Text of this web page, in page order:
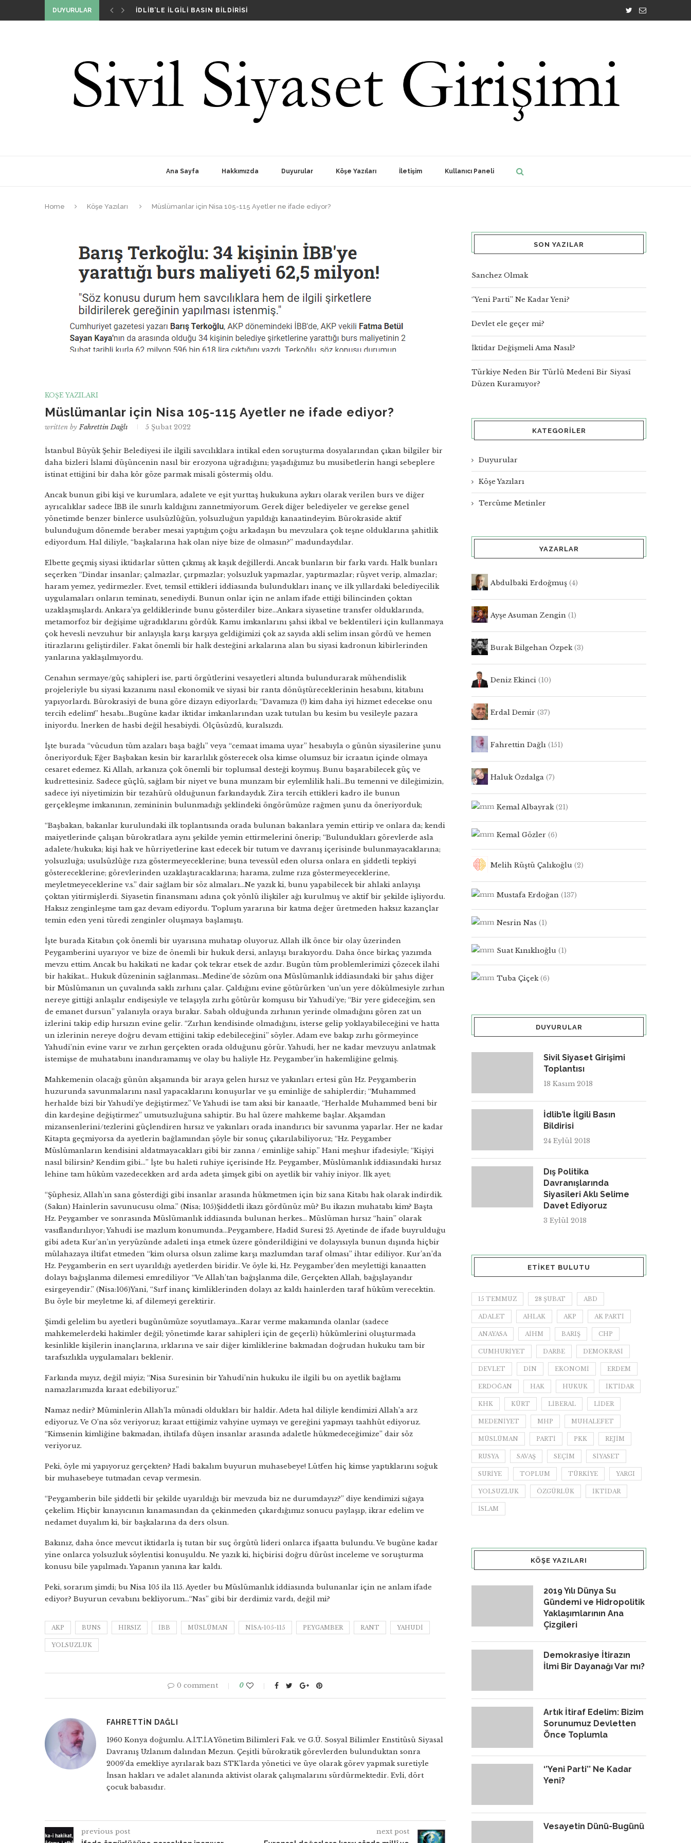
DUYURULAR
DIŞ POLITIKA DAVRANIŞLARINDA SIYASILERI AKLI SELIME DAVET EDIYORUZ
BIZ KIMIZ VE NIÇIN VARIZ?
Ana Sayfa Hakkımızda Duyurular Köşe Yazıları İletişim Kullanıcı Paneli
Home Köşe Yazıları Müslümanlar için Nisa 105-115 Ayetler ne ifade ediyor?
KÖŞE YAZILARI
Müslümanlar için Nisa 105-115 Ayetler ne ifade ediyor?
written byFahrettin Dağlı 5 Şubat 2022
İstanbul Büyük Şehir Belediyesi ile ilgili savcılıklara intikal eden soruşturma dosyalarından çıkan bilgiler bir
daha bizleri İslami düşüncenin nasıl bir erozyona uğradığını; yaşadığımız bu musibetlerin hangi sebeplere
istinat ettiğini bir daha kör göze parmak misali göstermiş oldu.
Ancak bunun gibi kişi ve kurumlara, adalete ve eşit yurttaş hukukuna aykırı olarak verilen burs ve diğer
ayrıcalıklar sadece İBB ile sınırlı kaldığını zannetmiyorum. Gerek diğer belediyeler ve gerekse genel
yönetimde benzer binlerce usulsüzlüğün, yolsuzluğun yapıldığı kanaatindeyim. Bürokraside aktif
bulunduğum dönemde beraber mesai yaptığım çoğu arkadaşın bu mevzulara çok teşne olduklarına şahitlik
ediyordum. Hal diliyle, “başkalarına hak olan niye bize de olmasın?” madundaydılar.
Elbette geçmiş siyasi iktidarlar sütten çıkmış ak kaşık değillerdi. Ancak bunların bir farkı vardı. Halk bunları
seçerken “Dindar insanlar; çalmazlar, çırpmazlar; yolsuzluk yapmazlar, yaptırmazlar; rüşvet verip, almazlar;
haram yemez, yedirmezler. Evet, temsil ettikleri iddiasında bulundukları inanç ve ilk yıllardaki belediyecilik
uygulamaları onların teminatı, senediydi. Bunun onlar için ne anlam ifade ettiği bilincinden çoktan
uzaklaşmışlardı. Ankara’ya geldiklerinde bunu gösterdiler bize…Ankara siyasetine transfer olduklarında,
metamorfoz bir değişime uğradıklarını gördük. Kamu imkanlarını şahsi ikbal ve beklentileri için kullanmaya
çok hevesli nevzuhur bir anlayışla karşı karşıya geldiğimizi çok az sayıda akli selim insan gördü ve hemen
itirazlarını geliştirdiler. Fakat önemli bir halk desteğini arkalarına alan bu siyasi kadronun kibirlerinden
yanlarına yaklaşılmıyordu.
Cenahın sermaye/güç sahipleri ise, parti örgütlerini vesayetleri altında bulundurarak mühendislik
projeleriyle bu siyasi kazanımı nasıl ekonomik ve siyasi bir ranta dönüştüreceklerinin hesabını, kitabını
yapıyorlardı. Bürokrasiyi de buna göre dizayn ediyorlardı; “Davamıza (!) kim daha iyi hizmet edecekse onu
tercih edelim!” hesabı…Bugüne kadar iktidar imkanlarından uzak tutulan bu kesim bu vesileyle pazara
iniyordu. İnerken de hasbi değil hesabiydi. Ölçüsüzdü, kuralsızdı.
İşte burada “vücudun tüm azaları başa bağlı” veya “cemaat imama uyar” hesabıyla o günün siyasilerine şunu
öneriyorduk; Eğer Başbakan kesin bir kararlılık gösterecek olsa kimse olumsuz bir icraatın içinde olmaya
cesaret edemez. Ki Allah, arkanıza çok önemli bir toplumsal desteği koymuş. Bunu başarabilecek güç ve
kudrettesiniz. Sadece güçlü, sağlam bir niyet ve buna munzam bir eylemlilik hali…Bu temenni ve dileğimizin,
sadece iyi niyetimizin bir tezahürü olduğunun farkındaydık. Zira tercih ettikleri kadro ile bunun
gerçekleşme imkanının, zemininin bulunmadığı şeklindeki öngörümüze rağmen şunu da öneriyorduk;
“Başbakan, bakanlar kurulundaki ilk toplantısında orada bulunan bakanlara yemin ettirip ve onlara da; kendi
maiyetlerinde çalışan bürokratlara aynı şekilde yemin ettirmelerini önerip; “Bulundukları görevlerde asla
adalete/hukuka; kişi hak ve hürriyetlerine kast edecek bir tutum ve davranış içerisinde bulunmayacaklarına;
yolsuzluğa; usulsüzlüğe rıza göstermeyeceklerine; buna tevessül eden olursa onlara en şiddetli tepkiyi
göstereceklerine; görevlerinden uzaklaştıracaklarına; harama, zulme rıza göstermeyeceklerine,
meyletmeyeceklerine v.s.” dair sağlam bir söz almaları…Ne yazık ki, bunu yapabilecek bir ahlaki anlayışı
çoktan yitirmişlerdi. Siyasetin finansmanı adına çok yönlü ilişkiler ağı kurulmuş ve aktif bir şekilde işliyordu.
Haksız zenginleşme tam gaz devam ediyordu. Toplum yararına bir katma değer üretmeden haksız kazançlar
temin eden yeni türedi zenginler oluşmaya başlamıştı.
İşte burada Kitabın çok önemli bir uyarısına muhatap oluyoruz. Allah ilk önce bir olay üzerinden
Peygamberini uyarıyor ve bize de önemli bir hukuk dersi, anlayışı bırakıyordu. Daha önce birkaç yazımda
mevzu ettim. Ancak bu hakikati ne kadar çok tekrar etsek de azdır. Bugün tüm problemlerimizi çözecek ilahi
bir hakikat… Hukuk düzeninin sağlanması…Medine’de sözüm ona Müslümanlık iddiasındaki bir şahıs diğer
bir Müslümanın un çuvalında saklı zırhını çalar. Çaldığını evine götürürken ‘un’un yere dökülmesiyle zırhın
nereye gittiği anlaşılır endişesiyle ve telaşıyla zırhı götürür komşusu bir Yahudi’ye; “Bir yere gideceğim, sen
de emanet dursun” yalanıyla oraya bırakır. Sabah olduğunda zırhının yerinde olmadığını gören zat un
izlerini takip edip hırsızın evine gelir. “Zırhın kendisinde olmadığını, isterse gelip yoklayabileceğini ve hatta
un izlerinin nereye doğru devam ettiğini takip edebileceğini” söyler. Adam eve bakıp zırhı görmeyince
Yahudi’nin evine varır ve zırhın gerçekten orada olduğunu görür. Yahudi, her ne kadar mevzuyu anlatmak
istemişse de muhatabını inandıramamış ve olay bu haliyle Hz. Peygamber’in hakemliğine gelmiş.
Mahkemenin olacağı günün akşamında bir araya gelen hırsız ve yakınları ertesi gün Hz. Peygamberin
huzurunda savunmalarını nasıl yapacaklarını konuşurlar ve şu eminliğe de sahiplerdir; “Muhammed
herhalde bizi bir Yahudi’ye değiştirmez.” Ve Yahudi ise tam aksi bir kanaatle, “Herhalde Muhammed beni bir
din kardeşine değiştirmez” umutsuzluğuna sahiptir. Bu hal üzere mahkeme başlar. Akşamdan
mizansenlerini/tezlerini güçlendiren hırsız ve yakınları orada inandırıcı bir savunma yaparlar. Her ne kadar
Kitapta geçmiyorsa da ayetlerin bağlamından şöyle bir sonuç çıkarılabiliyoruz; “Hz. Peygamber
Müslümanların kendisini aldatmayacakları gibi bir zanna / eminliğe sahip.” Hani meşhur ifadesiyle; “Kişiyi
nasıl bilirsin? Kendim gibi…” İşte bu haleti ruhiye içerisinde Hz. Peygamber, Müslümanlık iddiasındaki hırsız
lehine tam hüküm vazedecekken ard arda adeta şimşek gibi on ayetlik bir vahiy iniyor. İlk ayet;
“Şüphesiz, Allah’ın sana gösterdiği gibi insanlar arasında hükmetmen için biz sana Kitabı hak olarak indirdik.
(Sakın) Hainlerin savunucusu olma.” (Nisa; 105)Şiddetli ikazı gördünüz mü? Bu ikazın muhatabı kim? Başta
Hz. Peygamber ve sonrasında Müslümanlık iddiasında bulunan herkes… Müslüman hırsız “hain” olarak
vasıflandırılıyor; Yahudi ise mazlum konumunda…Peygambere, Hadid Suresi 25. Ayetinde de ifade buyrulduğu
gibi adeta Kur’an’ın yeryüzünde adaleti inşa etmek üzere gönderildiğini ve dolayısıyla bunun dışında hiçbir
mülahazaya iltifat etmeden “kim olursa olsun zalime karşı mazlumdan taraf olması” ihtar ediliyor. Kur’an’da
Hz. Peygamberin en sert uyarıldığı ayetlerden biridir. Ve öyle ki, Hz. Peygamber’den meylettiği kanaatten
dolayı bağışlanma dilemesi emrediliyor “Ve Allah’tan bağışlanma dile, Gerçekten Allah, bağışlayandır
esirgeyendir.” (Nisa:106)Yani, “Sırf inanç kimliklerinden dolayı az kaldı hainlerden taraf hüküm verecektin.
Bu öyle bir meyletme ki, af dilemeyi gerektirir.
Şimdi gelelim bu ayetleri bugünümüze soyutlamaya…Karar verme makamında olanlar (sadece
mahkemelerdeki hakimler değil; yönetimde karar sahipleri için de geçerli) hükümlerini oluşturmada
kesinlikle kişilerin inançlarına, ırklarına ve sair diğer kimliklerine bakmadan doğrudan hukuku tam bir
tarafsızlıkla uygulamaları beklenir.
Farkında mıyız, değil miyiz; “Nisa Suresinin bir Yahudi’nin hukuku ile ilgili bu on ayetlik bağlamı
namazlarımızda kıraat edebiliyoruz.”
Namaz nedir? Müminlerin Allah’la münadi oldukları bir haldir. Adeta hal diliyle kendimizi Allah’a arz
ediyoruz. Ve O’na söz veriyoruz; kıraat ettiğimiz vahyine uymayı ve gereğini yapmayı taahhüt ediyoruz.
“Kimsenin kimliğine bakmadan, ihtilafa düşen insanlar arasında adaletle hükmedeceğimize” dair söz
veriyoruz.
Peki, öyle mi yapıyoruz gerçekten? Hadi bakalım buyurun muhasebeye! Lütfen hiç kimse yaptıklarını soğuk
bir muhasebeye tutmadan cevap vermesin.
“Peygamberin bile şiddetli bir şekilde uyarıldığı bir mevzuda biz ne durumdayız?” diye kendimizi sığaya
çekelim. Hiçbir kınayıcının kınamasından da çekinmeden çıkardığımız sonucu paylaşıp, ikrar edelim ve
nedamet duyalım ki, bir başkalarına da ders olsun.
Bakınız, daha önce mevcut iktidarla iş tutan bir suç örgütü lideri onlarca ifşaatta bulundu. Ve bugüne kadar
yine onlarca yolsuzluk söylentisi konuşuldu. Ne yazık ki, hiçbirisi doğru dürüst inceleme ve soruşturma
konusu bile yapılmadı. Yapanın yanına kar kaldı.
Peki, sorarım şimdi; bu Nisa 105 ila 115. Ayetler bu Müslümanlık iddiasında bulunanlar için ne anlam ifade
ediyor? Buyurun cevabını bekliyorum…“Nas” gibi bir derdimiz vardı, değil mi?
AKP BUNS HIRSIZ İBB MÜSLÜMAN NISA-105-115 PEYGAMBER RANT YAHUDI
YOLSUZLUK
0 comment 0
FAHRETTIN DAĞLI
1960 Konya doğumlu. A.İ.T.İ.A Yönetim Bilimleri Fak. ve G.Ü. Sosyal Bilimler Enstitüsü Siyasal
Davranış Uzlanım dalından Mezun. Çeşitli bürokratik görevlerden bulunduktan sonra
2009’da emekliye ayrılarak bazı STK’larda yönetici ve üye olarak görev yapmak suretiyle
İnsan hakları ve adalet alanında aktivist olarak çalışmalarını sürdürmektedir. Evli, dört
çocuk babasıdır.
previous post next post
SON YAZILAR
Sanchez Olmak
‘’Yeni Parti’’ Ne Kadar Yeni?
Devlet ele geçer mi?
İktidar Değişmeli Ama Nasıl?
Türkiye Neden Bir Türlü Medenî Bir Siyasî
Düzen Kuramıyor?
KATEGORILER
Duyurular
Köşe Yazıları
Tercüme Metinler
YAZARLAR
Abdulbaki Erdoğmuş (4)
Ayşe Asuman Zengin (1)
Burak Bilgehan Özpek(3)
Deniz Ekinci (10)
Erdal Demir (37)
Fahrettin Dağlı (151)
Haluk Özdalga (7)
Kemal Albayrak(21)
Kemal Gözler (6)
Melih Rüştü Çalıkoğlu (2)
Mustafa Erdoğan (137)
Nesrin Nas (1)
Suat Kınıklıoğlu (1)
Tuba Çiçek(6)
DUYURULAR
Sivil Siyaset Girişimi
Toplantısı
18 Kasım 2018
İdlib’le İlgili Basın
Bildirisi
24 Eylül 2018
Dış Politika
Davranışlarında
Siyasileri Aklı Selime
Davet Ediyoruz
3 Eylül 2018
ETIKET BULUTU
15 TEMMUZ 28 ŞUBAT ABD
ADALET AHLAK AKP AK PARTI
ANAYASA AİHM BARIŞ CHP
CUMHURIYET DARBE DEMOKRASI
DEVLET DIN EKONOMI ERDEM
ERDOĞAN HAK HUKUK IKTIDAR
KHK KÜRT LIBERAL LIDER
MEDENIYET MHP MUHALEFET
MÜSLÜMAN PARTI PKK REJIM
RUSYA SAVAŞ SEÇIM SIYASET
SURIYE TOPLUM TÜRKIYE YARGI
YOLSUZLUK ÖZGÜRLÜK İKTIDAR
İSLAM
KÖŞE YAZILARI
2019 Yılı Dünya Su
Gündemi ve Hidropolitik
Yaklaşımlarının Ana
Çizgileri
Demokrasiye İtirazın
İlmi Bir Dayanağı Var mı?
Artık İtiraf Edelim: Bizim
Sorunumuz Devletten
Önce Toplumla
‘’Yeni Parti’’ Ne Kadar
Yeni?
Vesayetin Dünü-Bugünü